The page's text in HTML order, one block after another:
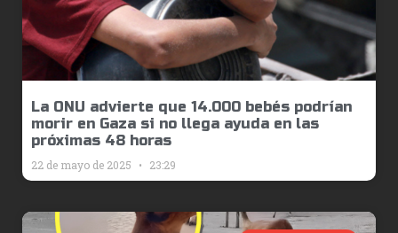
La ONU advierte que 14.000 bebés podrían
morir en Gaza si no llega ayuda en las
próximas 48 horas
22 de mayo de 2025 23:29